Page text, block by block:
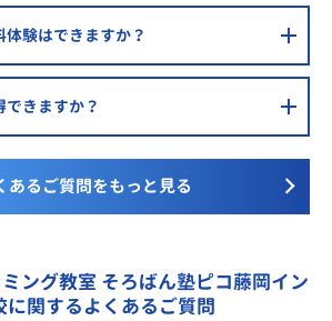
体験はできますか？
きますか？
あるご質問をもっと見る
ング教室 そろばん塾ピコ藤岡イン
に関するよくあるご質問